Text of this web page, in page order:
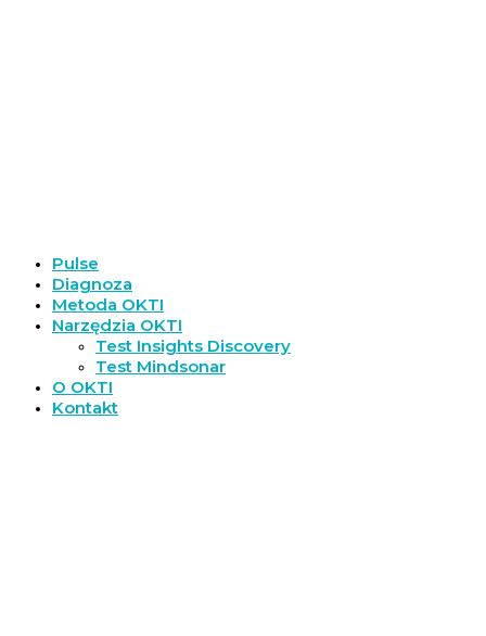
Pulse
Diagnoza
Metoda OKTI
Narzędzia OKTI
Test Insights Discovery
Test Mindsonar
O OKTI
Kontakt